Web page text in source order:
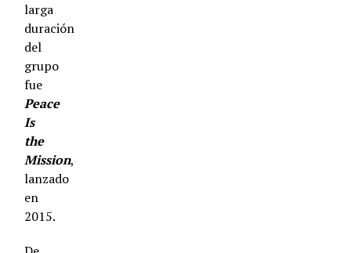
larga
duración
del
grupo
fue
Peace
Is
the
Mission,
lanzado
en
2015.